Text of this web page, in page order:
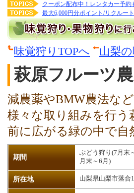
クーポン配布中！レンタカー予約
最大6,000円分ポイント/リクルー
味覚狩りTOPへ 山梨
萩原フルーツ
減農薬やBMW農法な
様々な取り組みを行う
前に広がる緑の中で自
期間
ぶどう狩り(7月末
月末～6月)
所在地 山梨県山梨市落合